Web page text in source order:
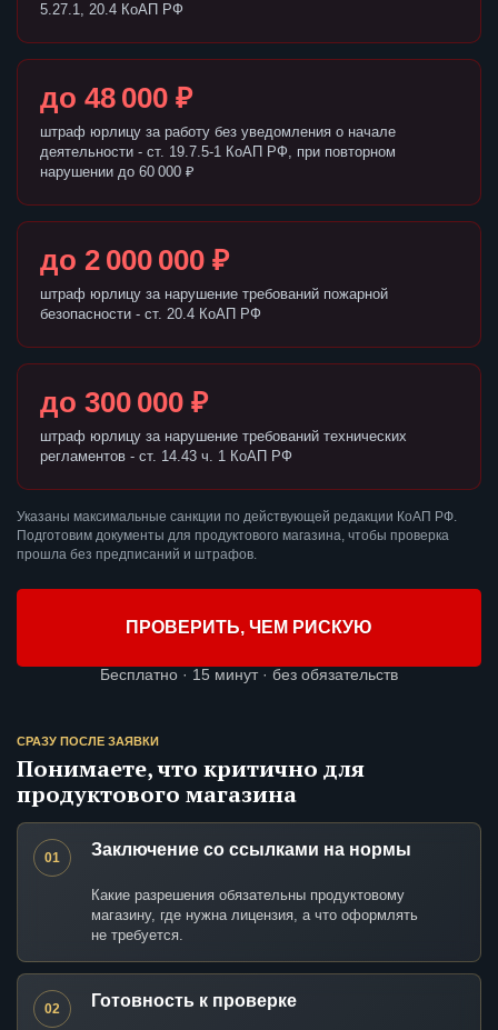
5.27.1, 20.4 КоАП РФ
до 48 000 ₽
штраф юрлицу за работу без уведомления о начале
деятельности - ст. 19.7.5-1 КоАП РФ, при повторном
нарушении до 60 000 ₽
до 2 000 000 ₽
штраф юрлицу за нарушение требований пожарной
безопасности - ст. 20.4 КоАП РФ
до 300 000 ₽
штраф юрлицу за нарушение требований технических
регламентов - ст. 14.43 ч. 1 КоАП РФ
Указаны максимальные санкции по действующей редакции КоАП РФ.
Подготовим документы для продуктового магазина, чтобы проверка
прошла без предписаний и штрафов.
ПРОВЕРИТЬ, ЧЕМ РИСКУЮ
Бесплатно · 15 минут · без обязательств
СРАЗУ ПОСЛЕ ЗАЯВКИ
Понимаете, что критично для
продуктового магазина
01 Заключение со ссылками на нормы
Какие разрешения обязательны продуктовому
магазину, где нужна лицензия, а что оформлять
не требуется.
02 Готовность к проверке